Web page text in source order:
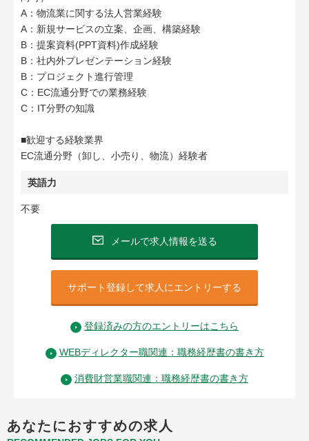
A：物流業に関する法人営業経験
A：新規サービスの立案、企画、構築経験
B：提案資料(PPT資料)作成経験
B：社内外プレゼンテーション経験
B：プロジェクト進行管理
C：EC流通分野での業務経験
C：IT分野の知識
■歓迎する経験業界
EC流通分野（卸し、小売り、物流）経験者
英語力
不要
メールで求人情報を送る
サポート登録して求人にエントリーする
登録済みの方のエントリーはこちら
WEBディレクター職関連：職務経歴書の書き方
消費財営業職関連：職務経歴書の書き方
あなたにおすすめの求人